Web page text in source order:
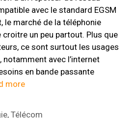
avec le standard EGSM
le marché de la téléphonie
un peu partout. Plus que
ce sont surtout les usages
notamment avec l’internet
en bande passante
more
,Télécom